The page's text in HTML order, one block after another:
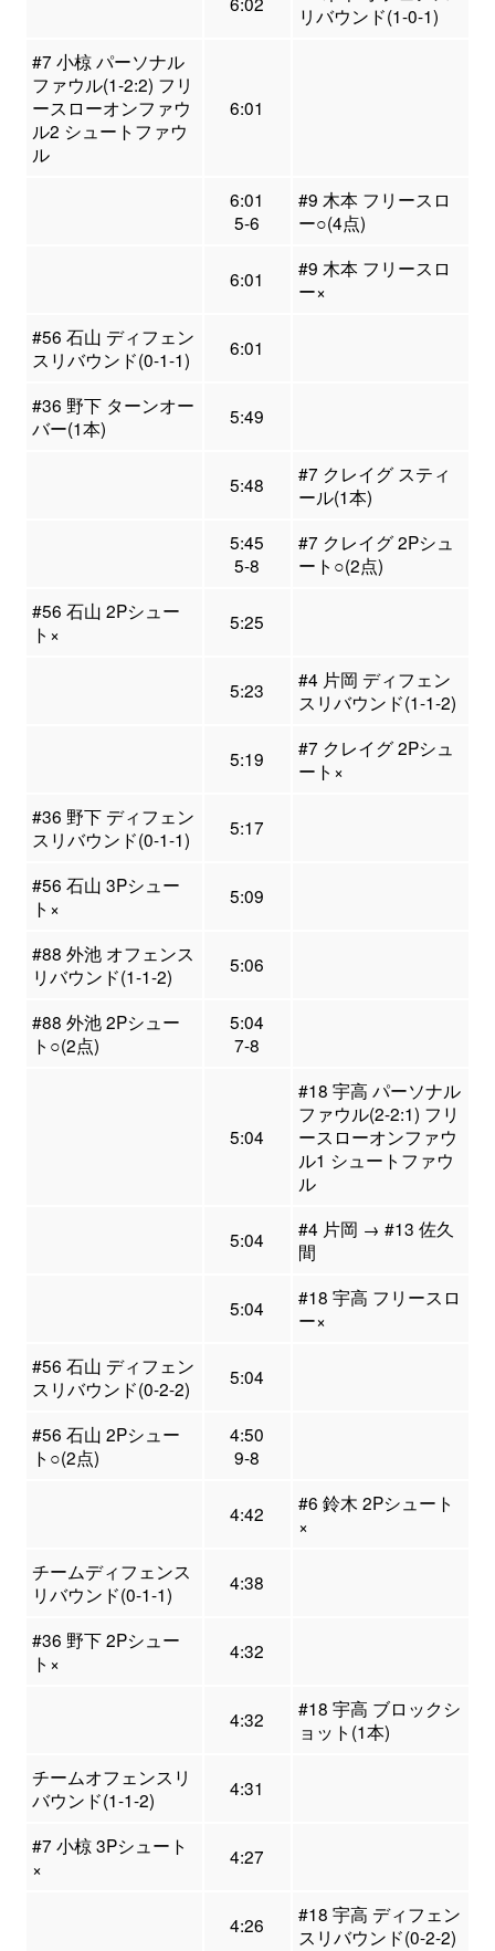
リバウンド(1-0-1)
#7 小椋 パーソナル
ファウル(1-2:2) フリ
ースローオンファウ
ル2 シュートファウ
ル
6:01
6:01
5-6
#9 木本 フリースロ
ー○(4点)
6:01
#9 木本 フリースロ
ー×
#56 石山 ディフェン
スリバウンド(0-1-1)
6:01
#36 野下 ターンオー
バー(1本)
5:49
5:48
#7 クレイグ スティ
ール(1本)
5:45
5-8
#7 クレイグ 2Pシュ
ート○(2点)
#56 石山 2Pシュー
ト×
5:25
5:23
#4 片岡 ディフェン
スリバウンド(1-1-2)
5:19
#7 クレイグ 2Pシュ
ート×
#36 野下 ディフェン
スリバウンド(0-1-1)
5:17
#56 石山 3Pシュー
ト×
5:09
#88 外池 オフェンス
リバウンド(1-1-2)
5:06
#88 外池 2Pシュー
ト○(2点)
5:04
7-8
5:04
#18 宇高 パーソナル
ファウル(2-2:1) フリ
ースローオンファウ
ル1 シュートファウ
ル
5:04
#4 片岡 → #13 佐久
間
5:04
#18 宇高 フリースロ
ー×
#56 石山 ディフェン
スリバウンド(0-2-2)
5:04
#56 石山 2Pシュー
ト○(2点)
4:50
9-8
4:42
#6 鈴木 2Pシュート
×
チームディフェンス
リバウンド(0-1-1)
4:38
#36 野下 2Pシュー
ト×
4:32
4:32
#18 宇高 ブロックシ
ョット(1本)
チームオフェンスリ
バウンド(1-1-2)
4:31
#7 小椋 3Pシュート
×
4:27
4:26
#18 宇高 ディフェン
スリバウンド(0-2-2)